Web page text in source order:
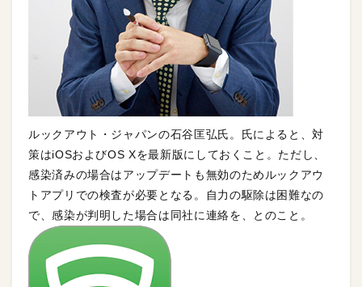
ルックアウト・ジャパンの石谷匡弘氏。氏によると、対
策はiOSおよびOS Xを最新版にしておくこと。ただし、
感染済みの場合はアップデートも無効のためルックアウ
トアプリでの検査が必要となる。自力の駆除は困難なの
で、感染が判明した場合は同社に連絡を、とのこと。